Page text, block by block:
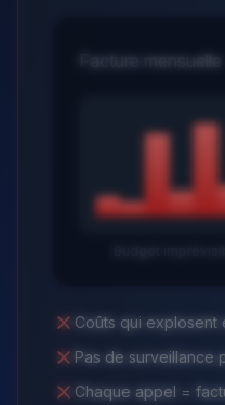
Facture mensuelle
Coûts qui explosent
Pas de surveillance
Chaque appel =